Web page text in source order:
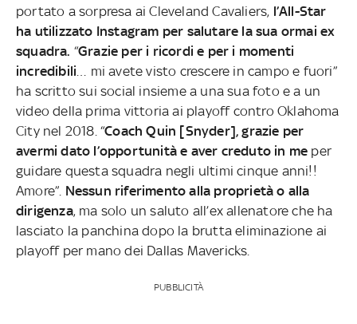
portato a sorpresa ai Cleveland Cavaliers, l’All-Star
ha utilizzato Instagram per salutare la sua ormai ex
squadra. “Grazie per i ricordi e per i momenti
incredibili … mi avete visto crescere in campo e fuori”
ha scritto sui social insieme a una sua foto e a un
video della prima vittoria ai playoff contro Oklahoma
City nel 2018. “Coach Quin [Snyder], grazie per
avermi dato l’opportunità e aver creduto in me per
guidare questa squadra negli ultimi cinque anni!!
Amore”. Nessun riferimento alla proprietà o alla
dirigenza, ma solo un saluto all’ex allenatore che ha
lasciato la panchina dopo la brutta eliminazione ai
playoff per mano dei Dallas Mavericks.
PUBBLICITÀ